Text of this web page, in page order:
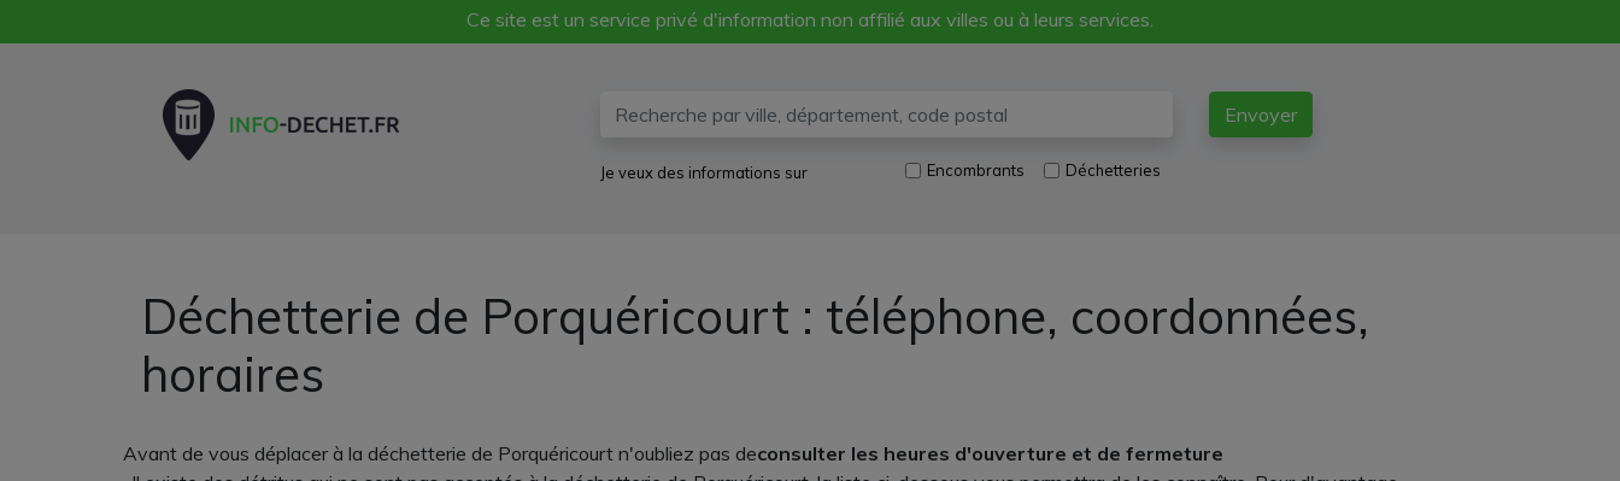
Ce site est un service privé d'information non affilié aux villes ou à leurs services.
Envoyer
Je veux des informations sur Encombrants Déchetteries
Déchetterie de Porquéricourt : téléphone, coordonnées,
horaires
Avant de vous déplacer à la déchetterie de Porquéricourt n'oubliez pas deconsulter les heures d'ouverture et de fermeture